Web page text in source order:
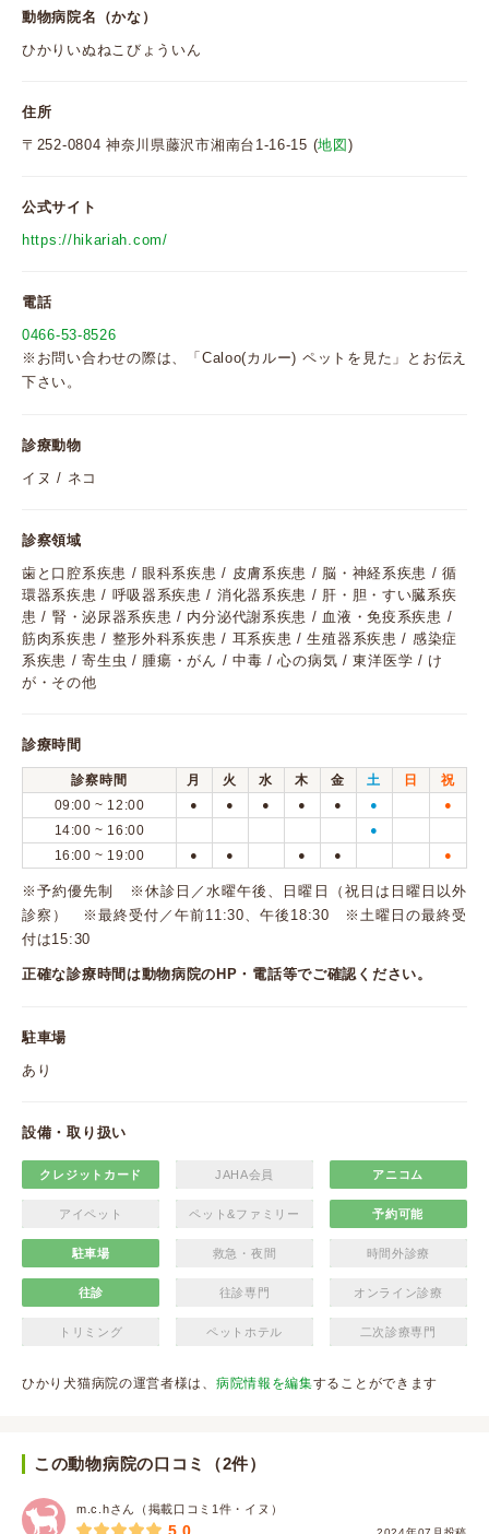
動物病院名（かな）
ひかりいぬねこびょういん
住所
〒252-0804 神奈川県藤沢市湘南台1-16-15 (地図 )
公式サイト
https://hikariah.com/
電話
0466-53-8526
※お問い合わせの際は、「Caloo(カルー) ペットを見た」とお伝え
下さい。
診療動物
イヌ / ネコ
診察領域
歯と口腔系疾患 / 眼科系疾患 / 皮膚系疾患 / 脳・神経系疾患 / 循
環器系疾患 / 呼吸器系疾患 / 消化器系疾患 / 肝・胆・すい臓系疾
患 / 腎・泌尿器系疾患 / 内分泌代謝系疾患 / 血液・免疫系疾患 /
筋肉系疾患 / 整形外科系疾患 / 耳系疾患 / 生殖器系疾患 / 感染症
系疾患 / 寄生虫 / 腫瘍・がん / 中毒 / 心の病気 / 東洋医学 / け
が・その他
診療時間
診察時間 月 火 水 木 金 土 日
祝
09:00 ~ 12:00
● ● ● ● ● ● ●
14:00 ~ 16:00 ●
16:00 ~ 19:00 ● ● ● ● ●
※予約優先制 ※休診日／水曜午後、日曜日（祝日は日曜日以外
診察） ※最終受付／午前11:30、午後18:30 ※土曜日の最終受
付は15:30
正確な診療時間は動物病院のHP・電話等でご確認ください。
駐車場
あり
設備・取り扱い
クレジットカード JAHA会員 アニコム
アイペット ペット&ファミリー 予約可能
駐車場 救急・夜間 時間外診療
往診 往診専門 オンライン診療
トリミング ペットホテル 二次診療専門
ひかり犬猫病院の運営者様は、 病院情報を編集することができます
この動物病院の口コミ（2件）
m.c.hさん（掲載口コミ1件・イヌ）